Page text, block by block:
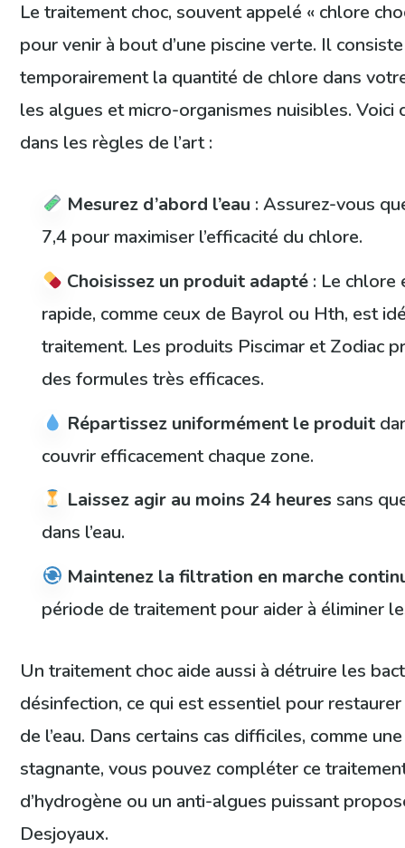
Le traitement choc, souvent appelé « chlore
pour venir à bout d’une piscine verte. Il
temporairement la quantité de chlore dans
les algues et micro-organismes nuisibles. Voici
dans les règles de l’art :
Mesurez d’abord l’eau : Assurez-vous
7,4 pour maximiser l’efficacité du chlore.
Choisissez un produit adapté : Le chlore
rapide, comme ceux de Bayrol ou Hth, est
traitement. Les produits Piscimar et Zodiac
des formules très efficaces.
Répartissez uniformément le produit
couvrir efficacement chaque zone.
Laissez agir au moins 24 heures sans
dans l’eau.
Maintenez la filtration en marche
période de traitement pour aider à éliminer
Un traitement choc aide aussi à détruire les
désinfection, ce qui est essentiel pour
de l’eau. Dans certains cas difficiles, comme
stagnante, vous pouvez compléter ce
d’hydrogène ou un anti-algues puissant
Desjoyaux.